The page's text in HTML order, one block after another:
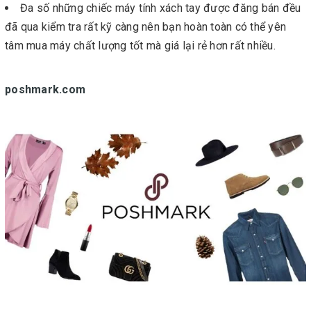
Đa số những chiếc máy tính xách tay được đăng bán đều
đã qua kiểm tra rất kỹ càng nên bạn hoàn toàn có thể yên
tâm mua máy chất lượng tốt mà giá lại rẻ hơn rất nhiều.
poshmark.com